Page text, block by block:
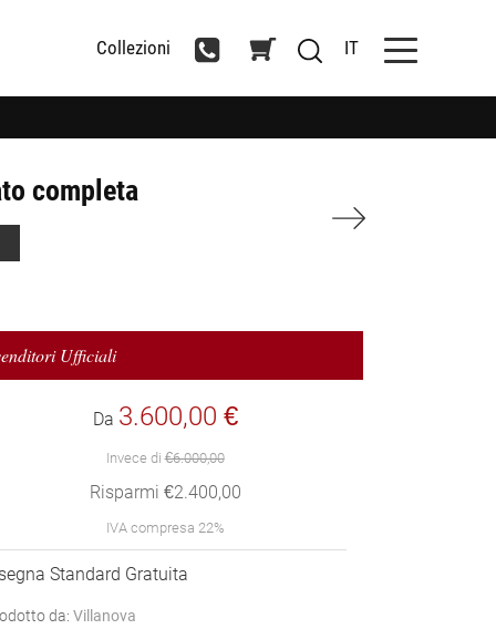
Collezioni IT
completa
Ufficiali
Da 3.600,00 €
Invece di€6.000,00
Risparmi €2.400,00
IVA compresa 22%
Standard Gratuita
da:Villanova